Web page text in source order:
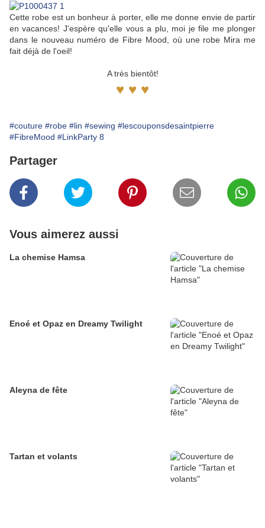
Cette robe est un bonheur à porter, elle me donne envie de partir
en vacances! J'espère qu'elle vous a plu, moi je file me plonger
dans le nouveau numéro de Fibre Mood, où une robe Mira me
fait déjà de l'oeil!
A très bientôt!
♥ ♥ ♥
#couture #robe #lin #sewing #lescouponsdesaintpierre
#FibreMood #LinkParty 8
Partager
Vous aimerez aussi
La chemise Hamsa
Enoé et Opaz en Dreamy Twilight
Aleyna de fête
Tartan et volants